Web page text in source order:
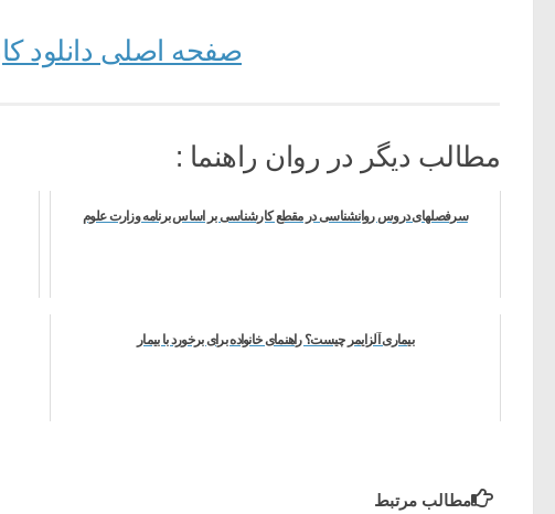
صفحه اصلی دانلود
مطالب دیگر در روان راهنما :
سرفصلهای دروس روانشناسی در مقطع کارشناسی بر اساس برنامه وزارت علوم
بیماری آلزایمر چیست؟ راهنمای خانواده برای برخورد با بیمار
مطالب مرتبط